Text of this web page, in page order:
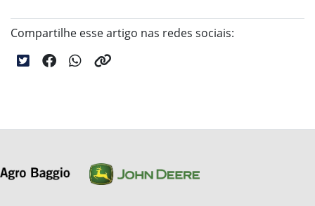
Compartilhe esse artigo nas redes sociais: